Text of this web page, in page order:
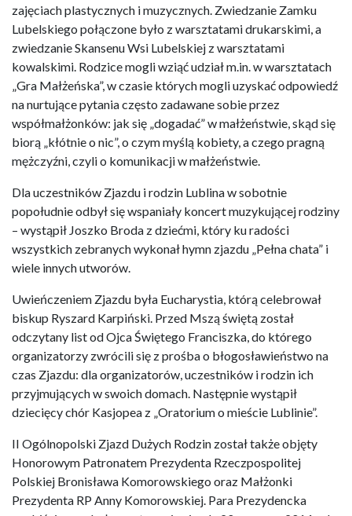
zajęciach plastycznych i muzycznych. Zwiedzanie Zamku
Lubelskiego połączone było z warsztatami drukarskimi, a
zwiedzanie Skansenu Wsi Lubelskiej z warsztatami
kowalskimi. Rodzice mogli wziąć udział m.in. w warsztatach
„Gra Małżeńska”, w czasie których mogli uzyskać odpowiedź
na nurtujące pytania często zadawane sobie przez
współmałżonków: jak się „dogadać” w małżeństwie, skąd się
biorą „kłótnie o nic”, o czym myślą kobiety, a czego pragną
mężczyźni, czyli o komunikacji w małżeństwie.
Dla uczestników Zjazdu i rodzin Lublina w sobotnie
popołudnie odbył się wspaniały koncert muzykującej rodziny
– wystąpił Joszko Broda z dziećmi, który ku radości
wszystkich zebranych wykonał hymn zjazdu „Pełna chata” i
wiele innych utworów.
Uwieńczeniem Zjazdu była Eucharystia, którą celebrował
biskup Ryszard Karpiński. Przed Mszą świętą został
odczytany list od Ojca Świętego Franciszka, do którego
organizatorzy zwrócili się z prośba o błogosławieństwo na
czas Zjazdu: dla organizatorów, uczestników i rodzin ich
przyjmujących w swoich domach. Następnie wystąpił
dziecięcy chór Kasjopea z „Oratorium o mieście Lublinie”.
II Ogólnopolski Zjazd Dużych Rodzin został także objęty
Honorowym Patronatem Prezydenta Rzeczpospolitej
Polskiej Bronisława Komorowskiego oraz Małżonki
Prezydenta RP Anny Komorowskiej. Para Prezydencka